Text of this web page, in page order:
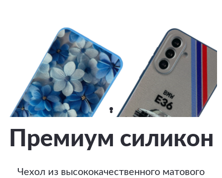
Премиум силикон
Чехол из высококачественного матового